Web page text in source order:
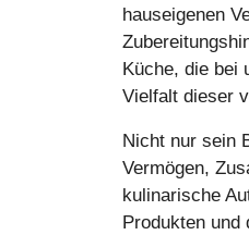
hauseigenen
Küche, die bei
Vielfalt dieser
Nicht nur sein
Vermögen,
kulinarische
Produkten und